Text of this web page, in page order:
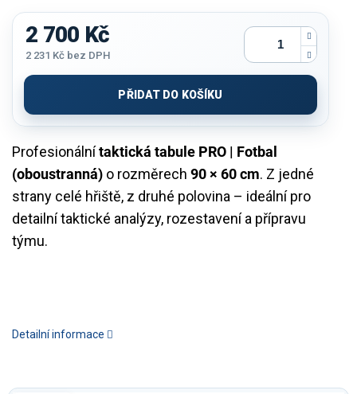
Profesionálnítaktická tabule PRO | Fotbal
(oboustranná) o rozměrech 90 × 60 cm. Z jedné
strany celé hřiště, z druhé polovina – ideální pro
detailní taktické analýzy, rozestavení a přípravu
týmu.
Detailní informace
2 700 Kč
2 231 Kč bez DPH
cena:
PŘIDAT DO KOŠÍKU